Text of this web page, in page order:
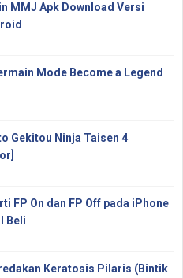
MMJ Apk Download Versi
Mode Become a Legend
Gekitou Ninja Taisen 4
FP On dan FP Off pada iPhone
Beli
Keratosis Pilaris (Bintik